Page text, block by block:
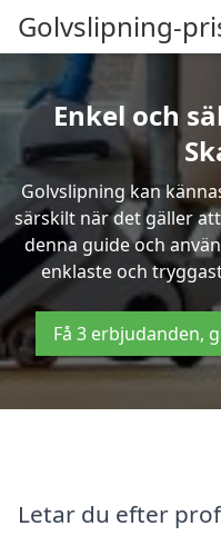
Golvslipning-
Enkel och
Golvslipning kan
särskilt när det gäller
denna guide och
enklaste och
Få 3 erbjudanden,
Letar du efter